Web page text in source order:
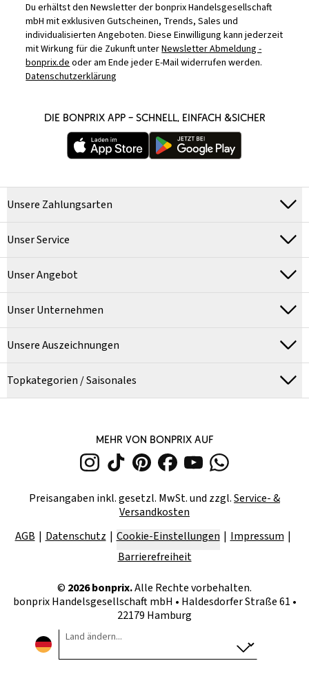
Du erhältst den Newsletter der bonprix Handelsgesellschaft
mbH mit exklusiven Gutscheinen, Trends, Sales und
individualisierten Angeboten. Diese Einwilligung kann jederzeit
mit Wirkung für die Zukunft unterNewsletter Abmeldung -
bonprix.deoder am Ende jeder E-Mail widerrufen werden.
Datenschutzerklärung
DIE BONPRIX APP – SCHNELL, EINFACH &SICHER
Unsere Zahlungsarten
Unser Service
Unser Angebot
Unser Unternehmen
Unsere Auszeichnungen
Topkategorien / Saisonales
MEHR VON BONPRIX AUF
Preisangaben inkl. gesetzl. MwSt. und zzgl.Service- &
Versandkosten
AGB
Datenschutz Cookie-Einstellungen
Impressum
Barrierefreiheit
© 2026bonprix.Alle Rechte vorbehalten.
bonprix Handelsgesellschaft mbH • Haldesdorfer Straße 61 •
22179 Hamburg
Land ändern...